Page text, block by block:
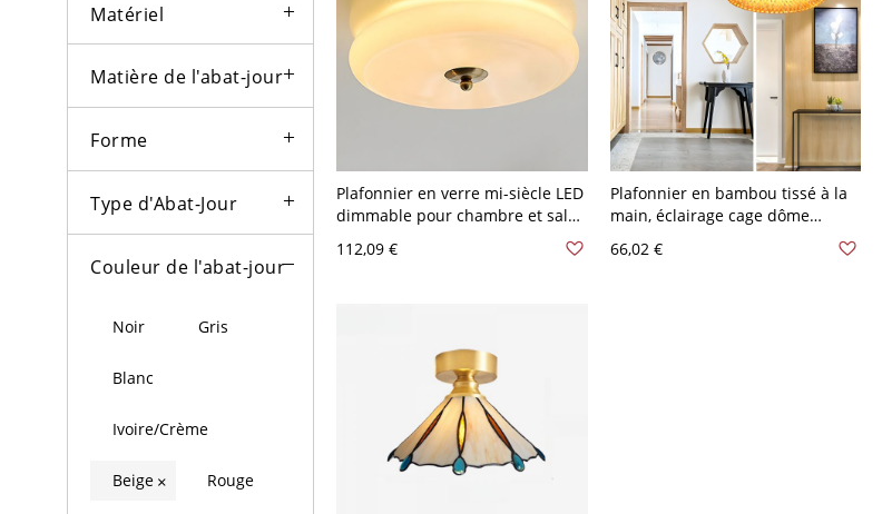
Matériel
Matière de l'abat-jour
Forme
Type d'Abat-Jour
Couleur de l'abat-jour
Noir Gris
Blanc
Ivoire/Crème
Beige × Rouge
Plafonnier en verre mi-siècle LED
dimmable pour chambre et salon
Gradation à trois niveaux
112,09 €
Plafonnier en bambou tissé à la
main, éclairage cage dôme
bohème pour entrée et chambre
- 110 V-120 V 30,48 cm
66,02 €